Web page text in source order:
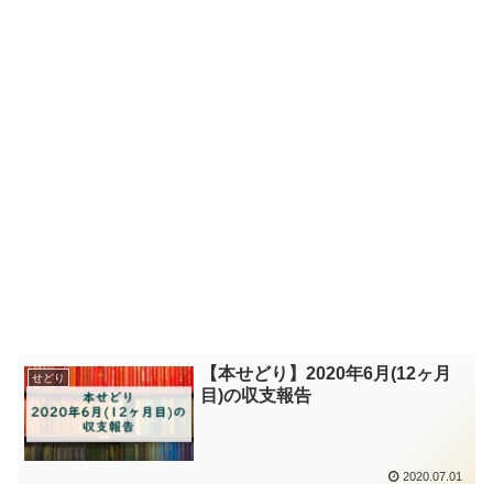
せどり
【本せどり】2020年6月(12ヶ月
目)の収支報告
2020.07.01